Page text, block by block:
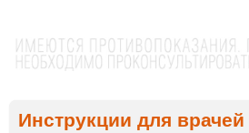
Инструкции для врачей